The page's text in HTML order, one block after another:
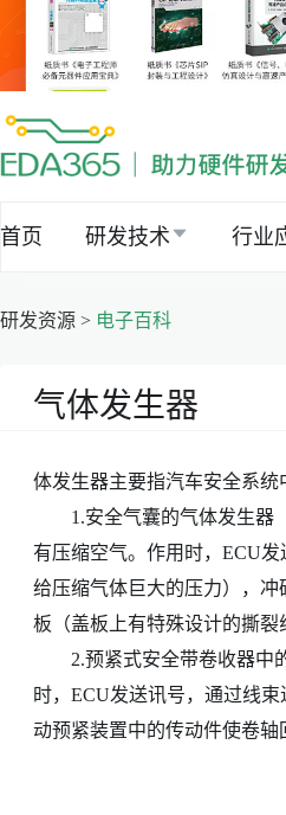
首页 研发技术 行业
研发资源 > 电子百科
气体发生器
体发生器主要指汽车安全系
1.安全气囊的气体发生器（
有压缩空气。作用时，ECU
给压缩气体巨大的压力），
板（盖板上有特殊设计的撕
2.预紧式安全带卷收器中的
时，ECU发送讯号，通过线
动预紧装置中的传动件使卷轴